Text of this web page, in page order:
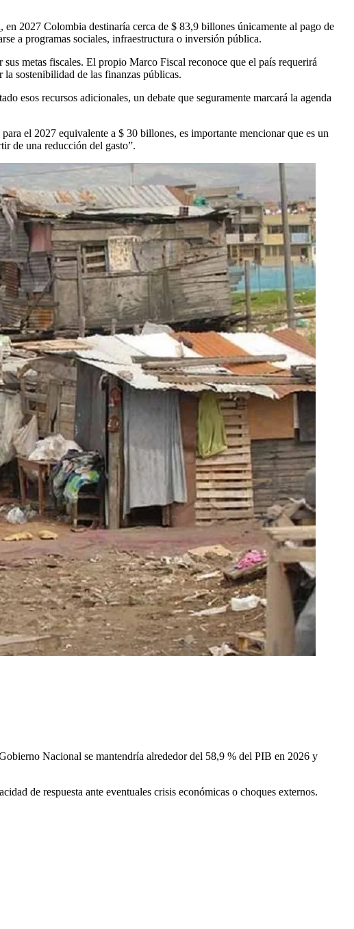
, en 2027 Colombia destinaría cerca de $ 83,9 billones únicamente al pago de
a programas sociales, infraestructura o inversión pública.
metas fiscales. El propio Marco Fiscal reconoce que el país requerirá
sostenibilidad de las finanzas públicas.
esos recursos adicionales, un debate que seguramente marcará la agenda
el 2027 equivalente a $ 30 billones, es importante mencionar que es un
de una reducción del gasto”.
Nacional se mantendría alrededor del 58,9 % del PIB en 2026 y
de respuesta ante eventuales crisis económicas o choques externos.